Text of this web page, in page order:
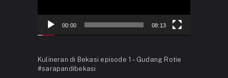
00:00 08:13
Kulineran di Bekasi episode 1 – Gudang Rotie
#sarapandibekasi